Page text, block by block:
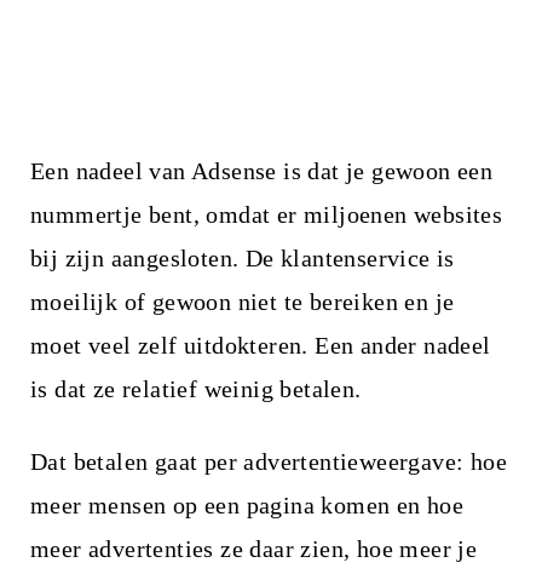
Een nadeel van Adsense is dat je gewoon een
nummertje bent, omdat er miljoenen websites
bij zijn aangesloten. De klantenservice is
moeilijk of gewoon niet te bereiken en je
moet veel zelf uitdokteren. Een ander nadeel
is dat ze relatief weinig betalen.
Dat betalen gaat per advertentieweergave: hoe
meer mensen op een pagina komen en hoe
meer advertenties ze daar zien, hoe meer je